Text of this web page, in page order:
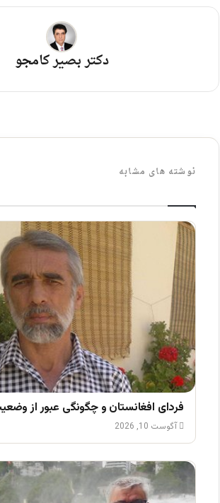
دکتر بصیر کامجو
نوشته های مشابه
فردای افغانستان و چگونگی عبور از
آگوست 10, 2026